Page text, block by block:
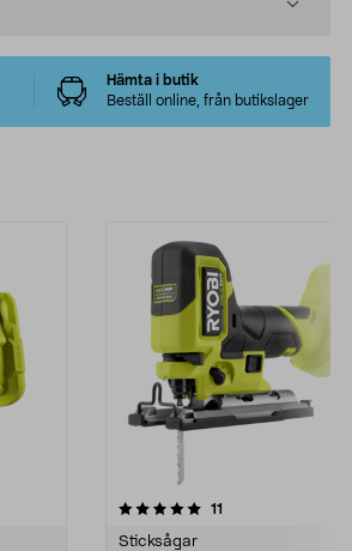
Hämta i butik
Beställ online, från butikslager
11
Sticksågar
5.0 av 5 stjärnor